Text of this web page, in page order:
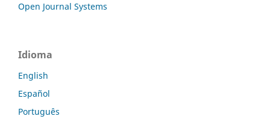
Open Journal Systems
Idioma
English
Español
Português